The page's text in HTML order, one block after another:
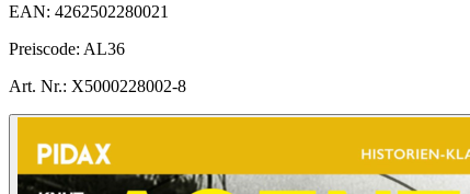
EAN: 4262502280021
Preiscode: AL36
Art. Nr.: X5000228002-8